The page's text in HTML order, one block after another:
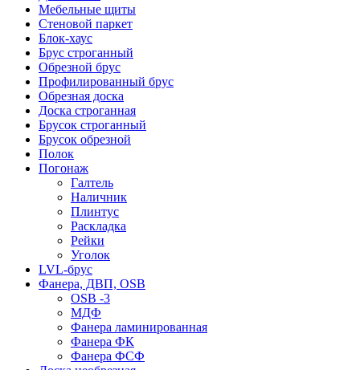
Мебельные щиты
Стеновой паркет
Блок-хаус
Брус строганный
Обрезной брус
Профилированный брус
Обрезная доска
Доска строганная
Брусок строганный
Брусок обрезной
Полок
Погонаж
Галтель
Наличник
Плинтус
Раскладка
Рейки
Уголок
LVL-брус
Фанера, ДВП, OSB
OSB -3
МДФ
Фанера ламинированная
Фанера ФК
Фанера ФСФ